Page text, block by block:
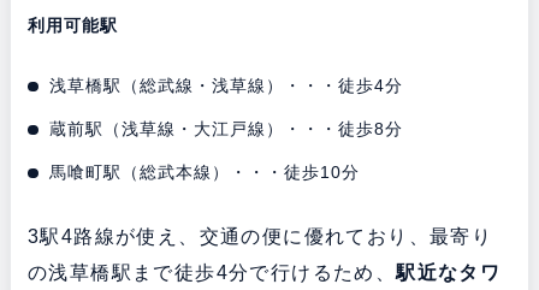
利用可能駅
浅草橋駅（総武線・浅草線）・・・徒歩4分
蔵前駅（浅草線・大江戸線）・・・徒歩8分
馬喰町駅（総武本線）・・・徒歩10分
3駅4路線が使え、交通の便に優れており、最寄り
の浅草橋駅まで徒歩4分で行けるため、駅近なタワ